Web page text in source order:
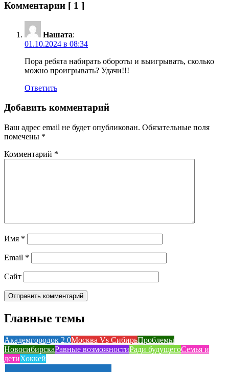
Комментарии [ 1 ]
Нашата:
01.10.2024 в 08:34
Пора ребята набирать обороты и выигрывать, сколько
можно проигрывать? Удачи!!!
Ответить
Добавить комментарий
Ваш адрес email не будет опубликован. Обязательные поля
помечены *
Комментарий *
Имя *
Email *
Сайт
Главные темы
Академгородок 2.0Москва Vs СибирьПроблемы
НовосибирскаРавные возможностиРади будущегоСемья и
детиХоккей